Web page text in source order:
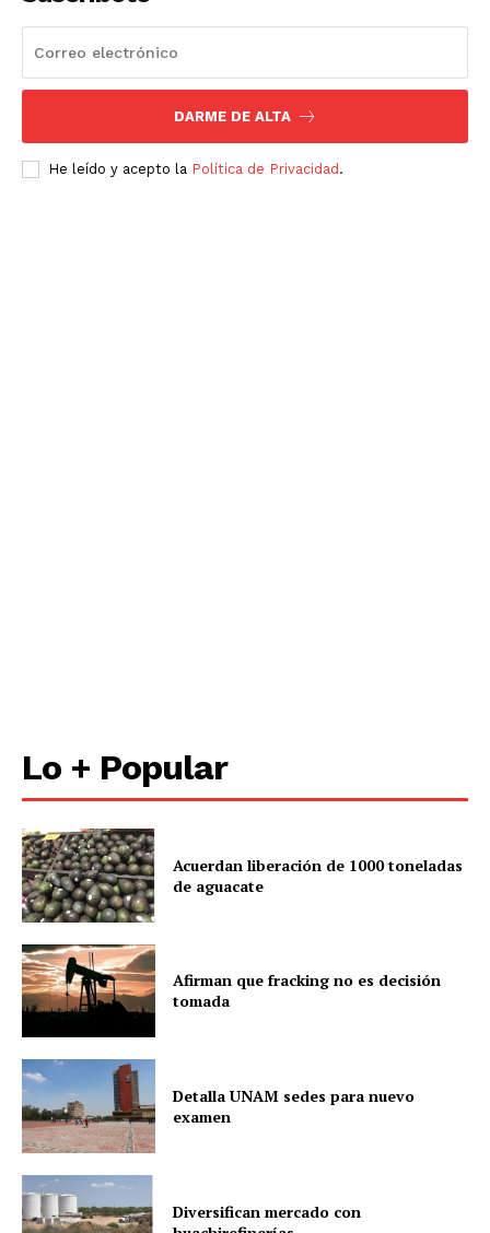
DARME DE ALTA
He leído y acepto la Política de Privacidad .
Lo + Popular
Acuerdan liberación de 1000 toneladas
de aguacate
Afirman que fracking no es decisión
tomada
Detalla UNAM sedes para nuevo
examen
Diversifican mercado con